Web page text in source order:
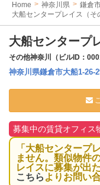
Home 神奈川県
鎌倉
大船センタープレイス（
大船センタープ
その他神奈川（ビルID：
神奈川県鎌倉市大船1-26-
募集中の賃貸オフィス
「大船センタープ
ません。類似物件
レイスに募集が出
こちら よりお問い